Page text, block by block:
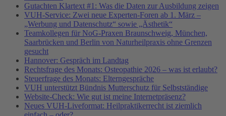
Gutachten Klartext #1: Was die Daten zur Ausbildung zeigen
VUH-Service: Zwei neue Experten-Foren ab 1. März –
„Werbung und Datenschutz“ sowie „Ästhetik“
Teamkollegen für NoG-Praxen Braunschweig, München,
Saarbrücken und Berlin von Naturheilpraxis ohne Grenzen
gesucht
Hannover: Gespräch im Landtag
Rechtsfrage des Monats: Osteopathie 2026 – was ist erlaubt?
Steuerfrage des Monats: Elterngespräche
VUH unterstützt Bündnis Mutterschutz für Selbstständige
Website-Check: Wie gut ist meine Internetpräsenz?
Neues VUH-Liveformat: Heilpraktikerrecht ist ziemlich